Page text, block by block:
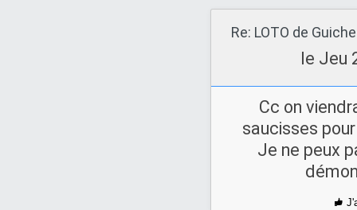
le Jeu
Cc on
saucisses
Je ne peux